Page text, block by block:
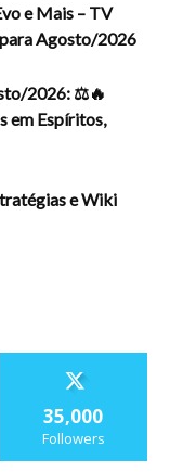
e Mais – TV
Agosto/2026
2026: ⚖️🔥
em Espíritos,
e Wiki
35,000
Followers